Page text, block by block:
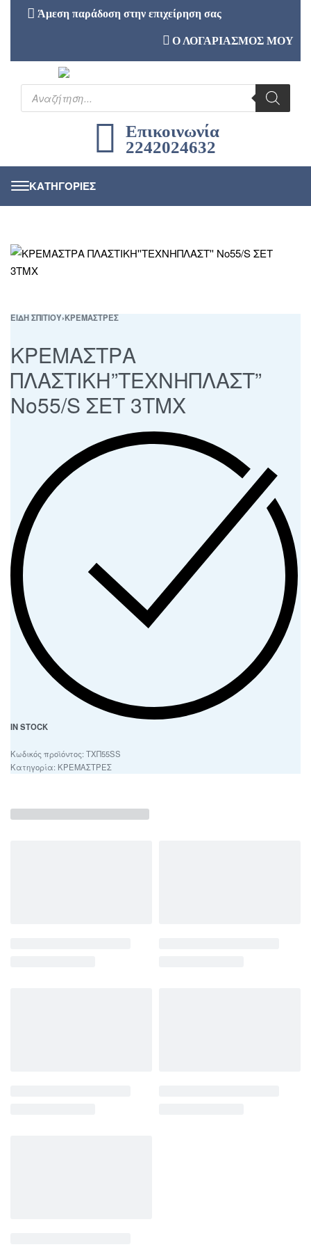
Άμεση παράδοση στην επιχείρηση σας
Ο ΛΟΓΑΡΙΑΣΜΟΣ ΜΟΥ
Επικοινωνία
2242024632
ΕΙΔΗ ΣΠΙΤΙΟΥ›ΚΡΕΜΑΣΤΡΕΣ
ΚΡΕΜΑΣΤΡΑ
ΠΛΑΣΤΙΚΗ”ΤΕΧΝΗΠΛΑΣΤ”
Νο55/S ΣΕΤ 3ΤΜΧ
IN STOCK
ΤΧΠ55SS
Κατηγορία: ΚΡΕΜΑΣΤΡΕΣ